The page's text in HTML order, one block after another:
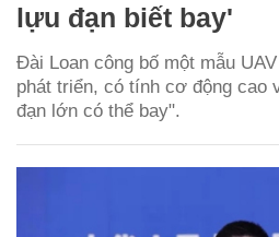
lựu đạn biết bay'
Đài Loan công bố một mẫu
phát triển, có tính cơ động
đạn lớn có thể bay".